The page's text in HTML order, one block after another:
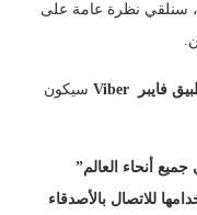
سنلقي نظرة عامة على
فايبر Viber سيكون
أنحاء العالم”
للاتصال بالأصدقاء